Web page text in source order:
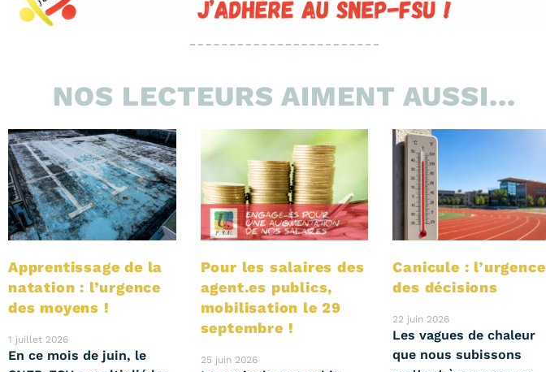
NOS LECTEURS AIMENT AUSSI...
Apprentissage de la
natation : l’urgence
des moyens !
1 juillet 2026
En ce mois de juin, le
Pour les salaires des
agent.es publics,
mobilisation le 29
septembre !
25 juin 2026
Canicule : l’urgence
des décisions
22 juin 2026
Les vagues de chaleur
que nous subissons